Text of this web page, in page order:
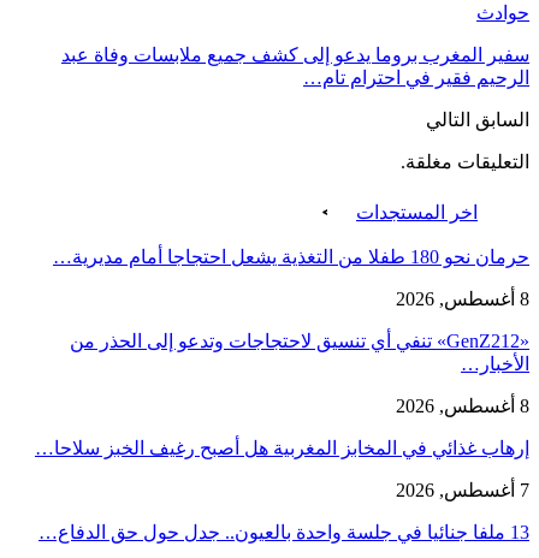
حوادث
سفير المغرب بروما يدعو إلى كشف جميع ملابسات وفاة عبد
الرحيم فقير في احترام تام…
السابق التالي
التعليقات مغلقة.
اخر المستجدات
حرمان نحو 180 طفلا من التغذية يشعل احتجاجا أمام مديرية…
8 أغسطس, 2026
«GenZ212» تنفي أي تنسيق لاحتجاجات وتدعو إلى الحذر من
الأخبار…
8 أغسطس, 2026
إرهاب غذائي في المخابز المغربية هل أصبح رغيف الخبز سلاحا…
7 أغسطس, 2026
13 ملفا جنائيا في جلسة واحدة بالعيون.. جدل حول حق الدفاع…